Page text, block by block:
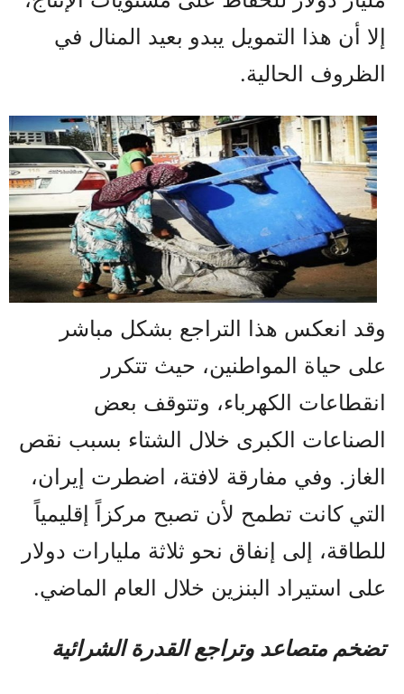
إلا أن هذا التمويل يبدو بعيد المنال في
الظروف الحالية.
وقد انعكس هذا التراجع بشكل مباشر
على حياة المواطنين، حيث تتكرر
انقطاعات الكهرباء، وتتوقف بعض
الصناعات الكبرى خلال الشتاء بسبب نقص
الغاز. وفي مفارقة لافتة، اضطرت إيران،
التي كانت تطمح لأن تصبح مركزاً إقليمياً
للطاقة، إلى إنفاق نحو ثلاثة مليارات دولار
على استيراد البنزين خلال العام الماضي.
تضخم متصاعد وتراجع القدرة الشرائية